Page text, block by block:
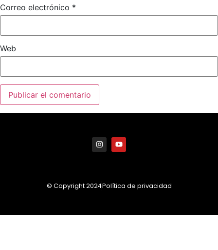
Correo electrónico *
Web
© Copyright 2024Política de privacidad